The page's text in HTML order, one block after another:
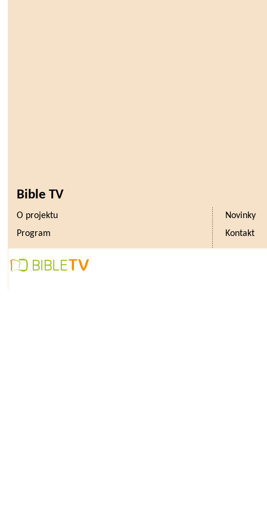
Bible TV
O projektu
Novinky
Program
Kontakt